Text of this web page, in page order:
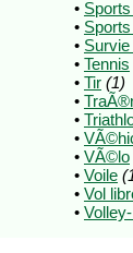
•
•
• Survie
• Tennis
• Tir (1)
•
•
•
• VÃ©lo
• Voile
• Vol
•